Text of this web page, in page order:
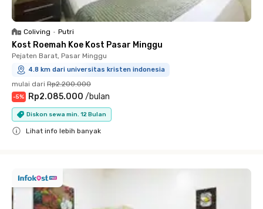
Coliving • Putri
Kost Roemah Koe Kost Pasar Minggu
Pejaten Barat, Pasar Minggu
4.8 km dari universitas kristen indonesia
mulai dari Rp2.200.000
-5% Rp2.085.000 /bulan
Diskon sewa min. 12 Bulan
Lihat info lebih banyak